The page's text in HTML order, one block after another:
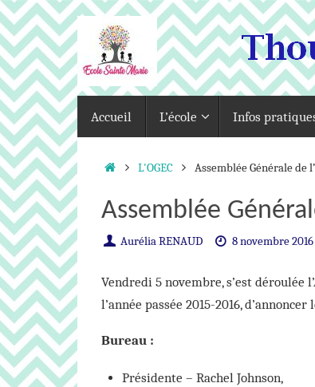
Passer
au
contenu
au
contenu
Accueil L’école Infos
AccueilL'OGEC Assemblée Générale de
Assemblée
Aurélia RENAUD 8 novembre 2016
Vendredi 5 novembre, s’est déroulée
l’année passée 2015-2016,
Bureau :
Présidente – Rachel Johnson,